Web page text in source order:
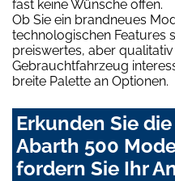
fast keine Wünsche offen.
Ob Sie ein brandneues
technologischen Features
preiswertes, aber
Gebrauchtfahrzeug
breite Palette an Optionen.
Erkunden Sie
Abarth 500
fordern Sie Ihr